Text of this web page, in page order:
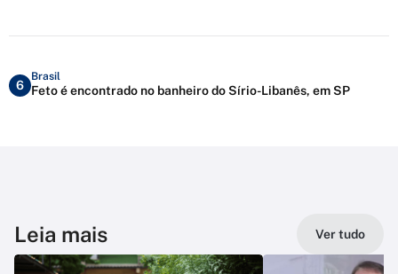
6
Brasil
Feto é encontrado no banheiro do Sírio-Libanês, em SP
Leia mais Ver tudo